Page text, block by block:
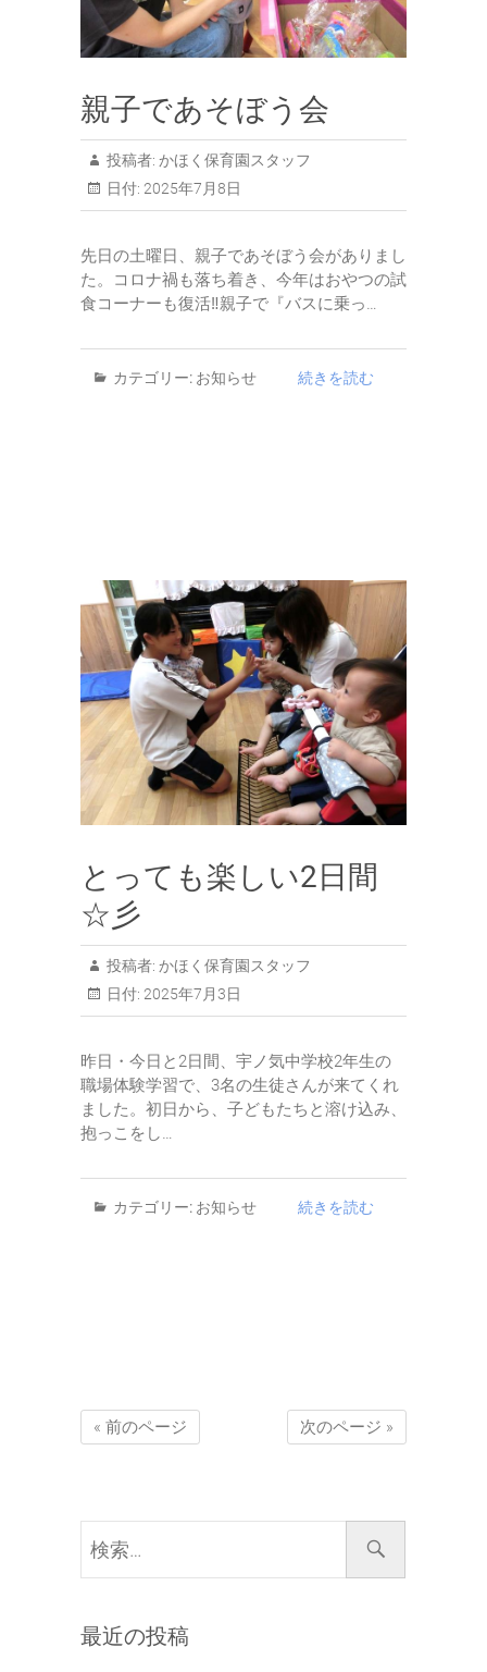
親子であそぼう会
投稿者: かほく保育園スタッフ
日付: 2025年7月8日
先日の土曜日、親子であそぼう会がありまし
た。コロナ禍も落ち着き、今年はおやつの試
食コーナーも復活‼親子で『バスに乗っ…
カテゴリー: お知らせ 続きを読む
とっても楽しい2日間
☆彡
投稿者: かほく保育園スタッフ
日付: 2025年7月3日
昨日・今日と2日間、宇ノ気中学校2年生の
職場体験学習で、3名の生徒さんが来てくれ
ました。初日から、子どもたちと溶け込み、
抱っこをし…
カテゴリー: お知らせ 続きを読む
« 前のページ 次のページ »
索…
最近の投稿